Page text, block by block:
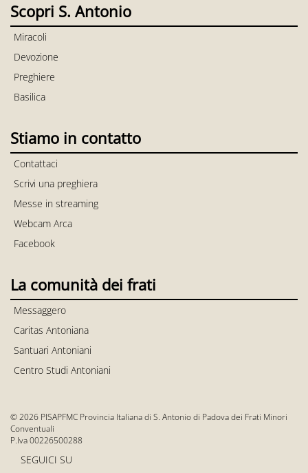
Scopri S. Antonio
Miracoli
Devozione
Preghiere
Basilica
Stiamo in contatto
Contattaci
Scrivi una preghiera
Messe in streaming
Webcam Arca
Facebook
La comunità dei frati
Messaggero
Caritas Antoniana
Santuari Antoniani
Centro Studi Antoniani
© 2026 PISAPFMC Provincia Italiana di S. Antonio di Padova dei Frati Minori
Conventuali
P.Iva 00226500288
SEGUICI SU